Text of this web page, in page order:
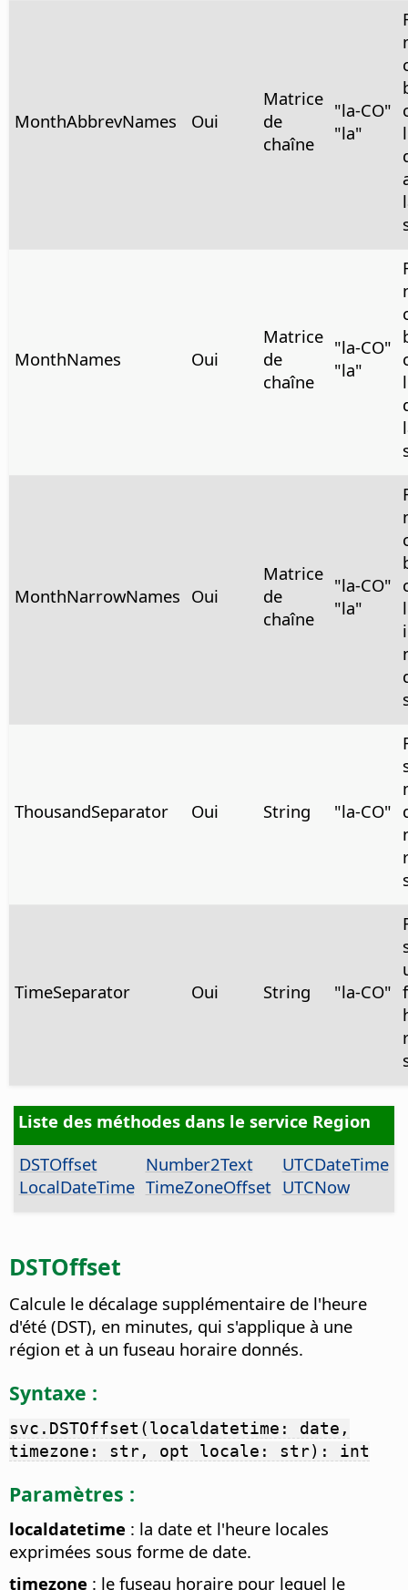
MonthAbbrevNames Oui
Matrice
de
chaîne
"la-CO"
"la"
MonthNames Oui
Matrice
de
chaîne
"la-CO"
"la"
MonthNarrowNames Oui
Matrice
de
chaîne
"la-CO"
"la"
ThousandSeparator Oui String "la-CO"
TimeSeparator Oui String "la-CO"
Liste des méthodes dans le service Region
DSTOffset
LocalDateTime
Number2Text
TimeZoneOffset
UTCDateTime
UTCNow
DSTOffset
Calcule le décalage supplémentaire de l'heure
d'été (DST), en minutes, qui s'applique à une
région et à un fuseau horaire donnés.
Syntaxe :
svc.DSTOffset(localdatetime: date,
timezone: str, opt locale: str): int
Paramètres :
localdatetime : la date et l'heure locales
exprimées sous forme de date.
timezone : le fuseau horaire pour lequel le